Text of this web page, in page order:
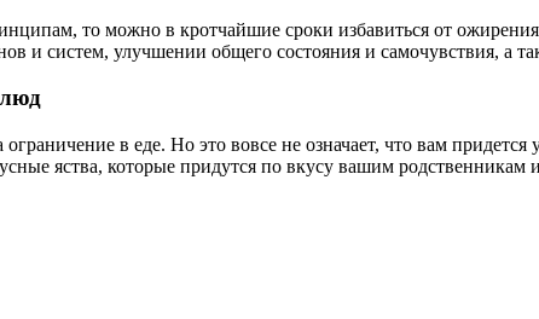
то можно в кротчайшие сроки избавиться от
и систем, улучшении общего состояния и самочувствия, а
ограничение в еде. Но это вовсе не означает, что вам
яства, которые придутся по вкусу вашим родственникам